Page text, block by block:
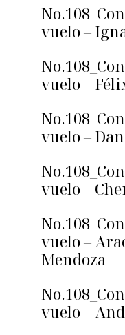
vuelo –
vuelo –
vuelo –
vuelo –
vuelo –
Mendoza
vuelo –